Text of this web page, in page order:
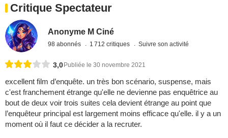
Critique Spectateur
Anonyme M Ciné
98 abonnés 1 712 critiques Suivre son activité
3,0 Publiée le 30 novembre 2021
excellent film d’enquête. un très bon scénario, suspense, mais
c'est franchement étrange qu'elle ne devienne pas enquêtrice au
bout de deux voir trois suites cela devient étrange au point que
l’enquêteur principal est largement moins efficace qu'elle. il y a un
moment où il faut ce décider a la recruter.